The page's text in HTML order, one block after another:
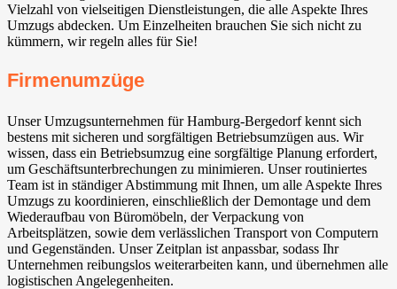
Vielzahl von vielseitigen Dienstleistungen, die alle Aspekte Ihres
Umzugs abdecken. Um Einzelheiten brauchen Sie sich nicht zu
kümmern, wir regeln alles für Sie!
Firmenumzüge
Unser Umzugsunternehmen für Hamburg-Bergedorf kennt sich
bestens mit sicheren und sorgfältigen Betriebsumzügen aus. Wir
wissen, dass ein Betriebsumzug eine sorgfältige Planung erfordert,
um Geschäftsunterbrechungen zu minimieren. Unser routiniertes
Team ist in ständiger Abstimmung mit Ihnen, um alle Aspekte Ihres
Umzugs zu koordinieren, einschließlich der Demontage und dem
Wiederaufbau von Büromöbeln, der Verpackung von
Arbeitsplätzen, sowie dem verlässlichen Transport von Computern
und Gegenständen. Unser Zeitplan ist anpassbar, sodass Ihr
Unternehmen reibungslos weiterarbeiten kann, und übernehmen alle
logistischen Angelegenheiten.